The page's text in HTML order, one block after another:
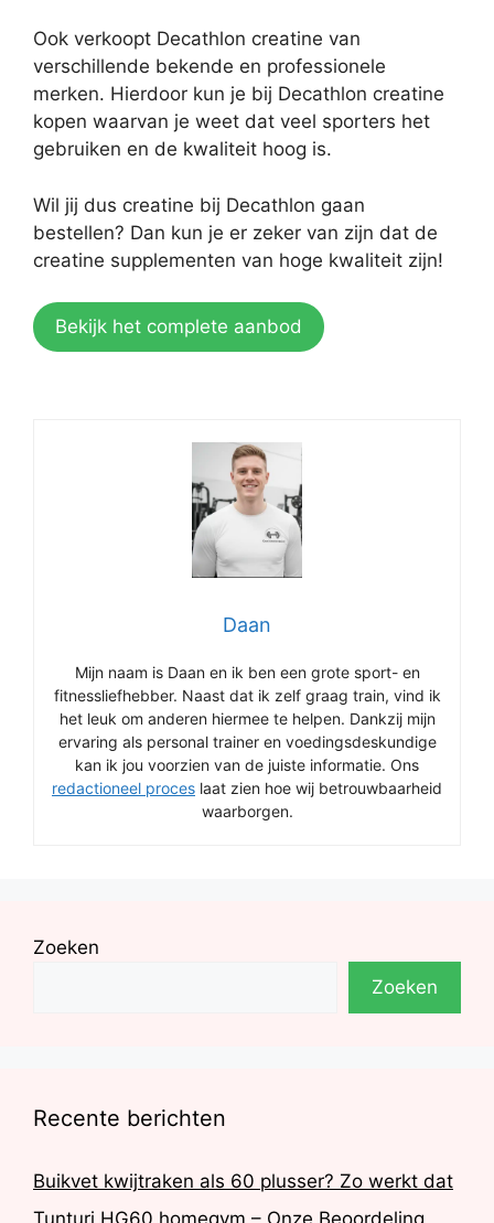
Ook verkoopt Decathlon creatine van
verschillende bekende en professionele
merken. Hierdoor kun je bij Decathlon creatine
kopen waarvan je weet dat veel sporters het
gebruiken en de kwaliteit hoog is.
Wil jij dus creatine bij Decathlon gaan
bestellen? Dan kun je er zeker van zijn dat de
creatine supplementen van hoge kwaliteit zijn!
Bekijk het complete aanbod
Daan
Mijn naam is Daan en ik ben een grote sport- en
fitnessliefhebber. Naast dat ik zelf graag train, vind ik
het leuk om anderen hiermee te helpen. Dankzij mijn
ervaring als personal trainer en voedingsdeskundige
kan ik jou voorzien van de juiste informatie. Ons
redactioneel proces laat zien hoe wij betrouwbaarheid
waarborgen.
Zoeken
Zoeken
Recente berichten
Buikvet kwijtraken als 60 plusser? Zo werkt dat
Tunturi HG60 homegym – Onze Beoordeling